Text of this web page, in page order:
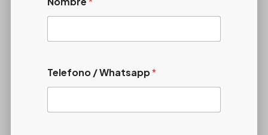
Telefono / Whatsapp*